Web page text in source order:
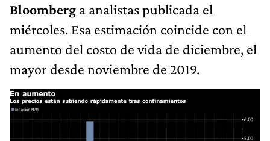
Bloomberg a analistas publicada el
miércoles. Esa estimación coincide con el
aumento del costo de vida de diciembre, el
mayor desde noviembre de 2019.